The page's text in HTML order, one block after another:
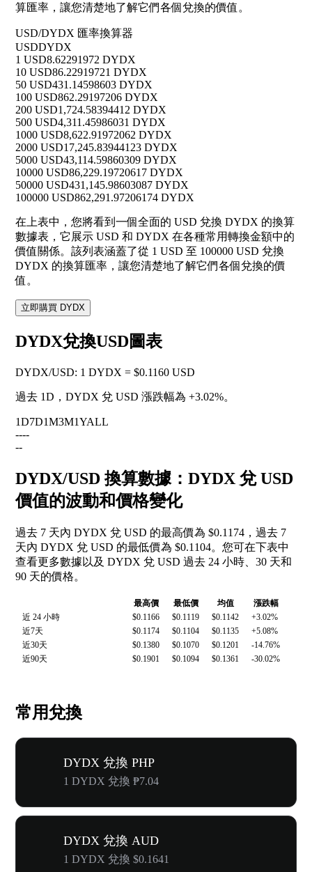
算匯率，讓您清楚地了解它們各個兌換的價值。
USD/DYDX 匯率換算器
USDDYDX
1 USD8.62291972 DYDX
10 USD86.22919721 DYDX
50 USD431.14598603 DYDX
100 USD862.29197206 DYDX
200 USD1,724.58394412 DYDX
500 USD4,311.45986031 DYDX
1000 USD8,622.91972062 DYDX
2000 USD17,245.83944123 DYDX
5000 USD43,114.59860309 DYDX
10000 USD86,229.19720617 DYDX
50000 USD431,145.98603087 DYDX
100000 USD862,291.97206174 DYDX
在上表中，您將看到一個全面的 USD 兌換 DYDX 的換算
數據表，它展示 USD 和 DYDX 在各種常用轉換金額中的
價值關係。該列表涵蓋了從 1 USD 至 100000 USD 兌換
DYDX 的換算匯率，讓您清楚地了解它們各個兌換的價
值。
立即購買 DYDX
DYDX兌換USD圖表
DYDX/USD: 1 DYDX = $0.1160 USD
過去 1D，DYDX 兌 USD 漲跌幅為 +3.02%。
1D7D1M3M1YALL
----
--
DYDX/USD 換算數據：DYDX 兌 USD
價值的波動和價格變化
過去 7 天內 DYDX 兌 USD 的最高價為 $0.1174，過去 7
天內 DYDX 兌 USD 的最低價為 $0.1104。您可在下表中
查看更多數據以及 DYDX 兌 USD 過去 24 小時、30 天和
90 天的價格。
最高價 最低價 均值
漲跌幅
近 24 小時
$0.1166 $0.1119 $0.1142
+3.02%
近7天
$0.1174 $0.1104 $0.1135
+5.08%
近30天
$0.1380 $0.1070 $0.1201
-14.76%
近90天
$0.1901 $0.1094 $0.1361 -30.02%
常用兌換
DYDX 兌換 PHP
1 DYDX 兌換 ₱7.04
DYDX 兌換 AUD
1 DYDX 兌換 $0.1641